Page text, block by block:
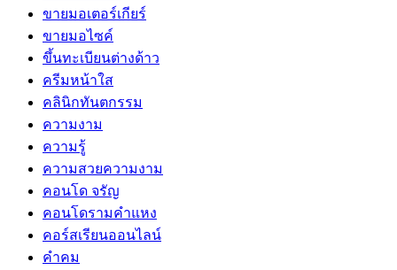
ขายมอเตอร์เกียร์
ขายมอไซค์
ขึ้นทะเบียนต่างด้าว
ครีมหน้าใส
คลินิกทันตกรรม
ความงาม
ความรู้
ความสวยความงาม
คอนโด จรัญ
คอนโดรามคำแหง
คอร์สเรียนออนไลน์
คำคม